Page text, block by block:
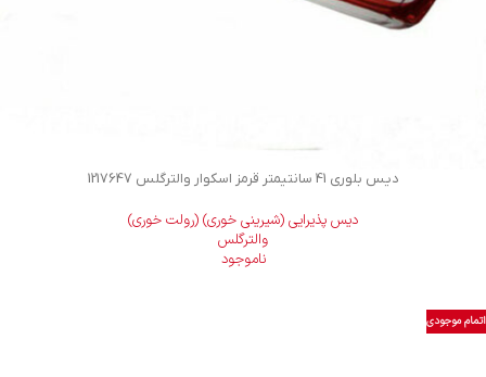
دیس بلوری 41 سانتیمتر قرمز اسکوار والترگلس 1217647
دیس پذیرایی (شیرینی خوری) (رولت خوری)
والترگلس
ناموجود
اتمام موجودی